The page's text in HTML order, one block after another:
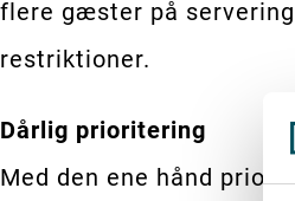
flere gæster på
restriktioner.
Dårlig prioritering
Med den ene hånd